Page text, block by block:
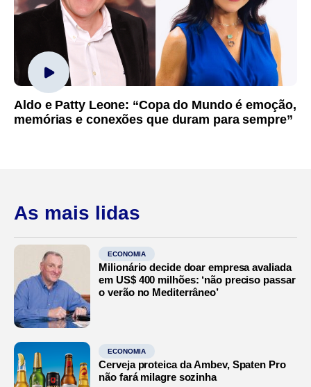
Aldo e Patty Leone: “Copa do Mundo é emoção,
memórias e conexões que duram para sempre”
As mais lidas
ECONOMIA
Milionário decide doar empresa avaliada
em US$ 400 milhões: ‘não preciso passar
o verão no Mediterrâneo’
ECONOMIA
Cerveja proteica da Ambev, Spaten Pro
não fará milagre sozinha